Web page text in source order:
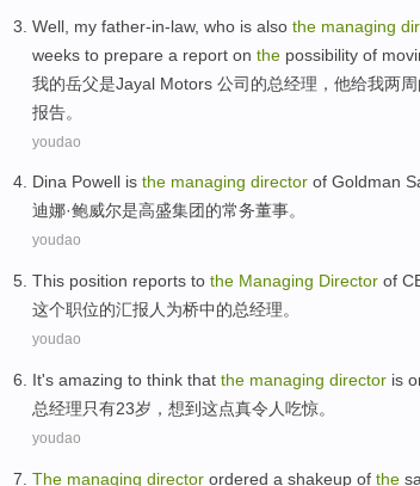
Well, my father-in-law, who is also the managing
weeks to prepare a report on the possibility of
我的岳父是Jayal Motors 公司的总经理，他给我两周
报告。
youdao
Dina Powell is the managing director of Goldman
迪娜·鲍威尔是高盛集团的常务董事。
youdao
This position reports to the Managing Director of
这个职位的汇报人为桥中的总经理。
youdao
It's amazing to think that the managing director is
总经理只有23岁， 想到这点真令人吃惊。
youdao
The managing director ordered a shakeup of the